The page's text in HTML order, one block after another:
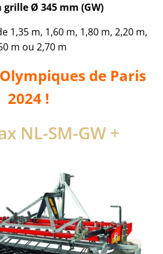
grille Ø 345 mm (GW)
1,35 m, 1,60 m, 1,80 m, 2,20 m,
m ou 2,70 m
de Paris
2024 !
NL-SM-GW +